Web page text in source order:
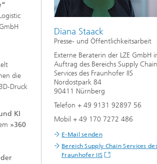
die
Druck
KI
»360
Diana Staack
Presse- und Öffentlichkeitsarbeit
Externe Beraterin der LZE GmbH
Auftrag des Bereichs Supply Chain
Services des Fraunhofer IIS
Nordostpark 84
90411 Nürnberg
Telefon + 49 9131 92897 56
Mobil + 49 170 7272 486
E-Mail senden
Bereich Supply Chain Services
Fraunhofer IIS